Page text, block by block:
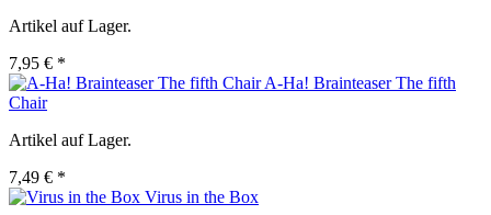
Artikel auf Lager.
7,95 € *
A-Ha! Brainteaser The fifth
Chair
Artikel auf Lager.
7,49 € *
Virus in the Box